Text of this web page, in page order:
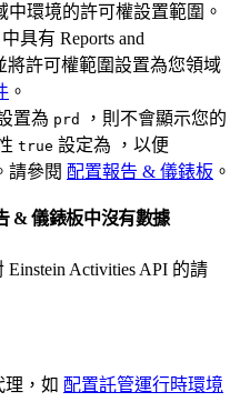
環境的許可權設置範圍。
具有 Reports and
將許可權範圍設置為您領域
。
置為 prd
，則不會顯示您的
true 設定為 ，以便
請參閱 配置報告 & 儀錶板 。
& 儀錶板中沒有數據
Activities API 的請
理，如 配置託管運行時環境